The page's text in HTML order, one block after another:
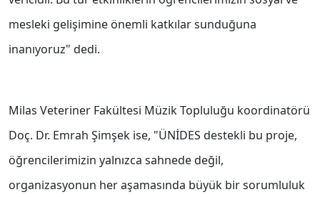
mesleki gelişimine önemli katkılar sunduğuna
inanıyoruz" dedi.
Milas Veteriner Fakültesi Müzik Topluluğu koordinatörü
Doç. Dr. Emrah Şimşek ise, "ÜNİDES destekli bu proje,
öğrencilerimizin yalnızca sahnede değil,
organizasyonun her aşamasında büyük bir sorumluluk